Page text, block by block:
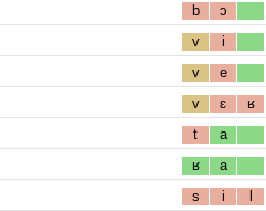
b ɔ
v i
v e
v ɛ ʁ
t a
ʁ a
s i l